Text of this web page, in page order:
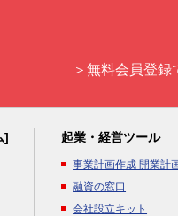
＞無料会員登
] 起業・経営ツール
事業計画作成 開業計
融資の窓口
会社設立キット